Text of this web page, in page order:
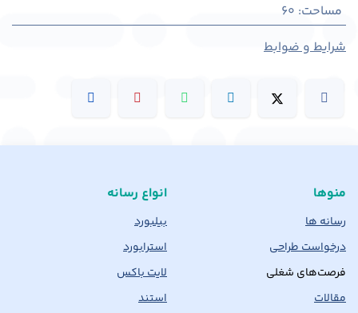
مساحت:
60
شرایط و ضوابط
منوها
رسانه ها
درخواست طراحی
فرصت‌های شغلی
مقالات
انواع رسانه
بیلبورد
استرابورد
لایت باکس
استند